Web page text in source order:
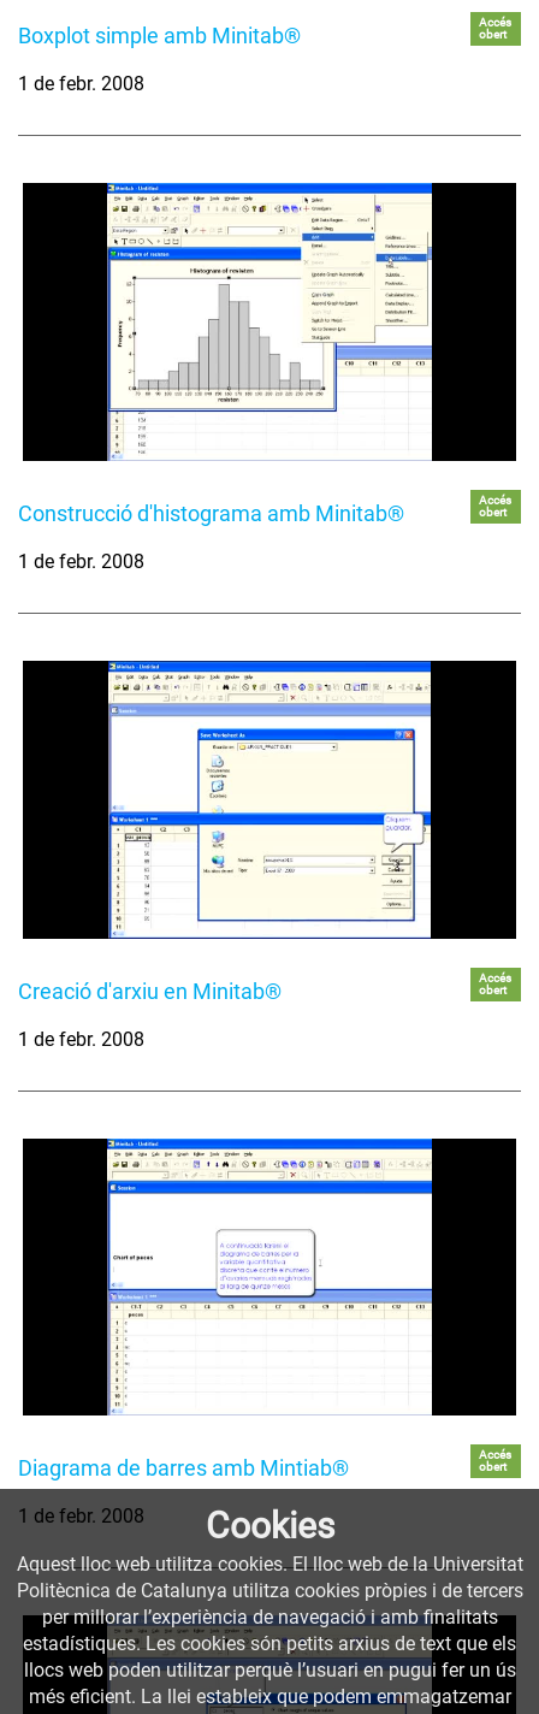
Boxplot simple amb Minitab®
Accés
obert
1 de febr. 2008
Construcció d'histograma amb Minitab®
Accés
obert
1 de febr. 2008
Creació d'arxiu en Minitab®
Accés
obert
1 de febr. 2008
Diagrama de barres amb Mintiab®
Accés
obert
1 de febr. 2008 Cookies
Aquest lloc web utilitza cookies. El lloc web de la Universitat
Politècnica de Catalunya utilitza cookies pròpies i de tercers
per millorar l’experiència de navegació i amb finalitats
estadístiques. Les cookies són petits arxius de text que els
llocs web poden utilitzar perquè l’usuari en pugui fer un ús
més eficient. La llei estableix que podem emmagatzemar